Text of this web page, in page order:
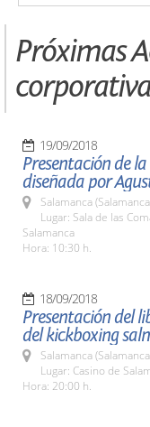
Próximas
corporativa
19/09/2018
Presentación de
diseñada por
Salamanca
Lugar: Sala de las
Salamanca
Hora: 10:30 h.
18/09/2018
Presentación del
del kickboxing
Salamanca
Lugar: Casino de
Hora: 20:00 h.